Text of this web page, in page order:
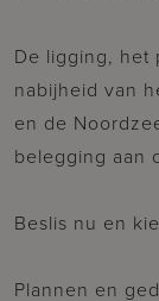
De ligging, het
nabijheid van
en de
belegging aan
Beslis nu en
Plannen en